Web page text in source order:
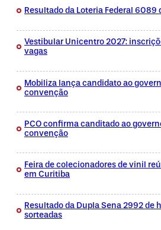
Resultado da Loteria Federal 6089
Vestibular Unicentro 2027:
vagas
Mobiliza lança candidato ao
convenção
PCO confirma canditado ao
convenção
Feira de colecionadores de vinil
em Curitiba
Resultado da Dupla Sena 2992 de
sorteadas